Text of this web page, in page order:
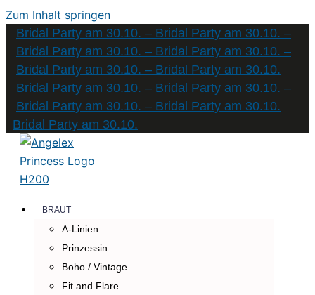
Zum Inhalt springen
Bridal Party am 30.10. – Bridal Party am 30.10. –
Bridal Party am 30.10. – Bridal Party am 30.10. –
Bridal Party am 30.10. – Bridal Party am 30.10.
Bridal Party am 30.10. – Bridal Party am 30.10. –
Bridal Party am 30.10. – Bridal Party am 30.10.
Bridal Party am 30.10.
BRAUT
A-Linien
Prinzessin
Boho / Vintage
Fit and Flare